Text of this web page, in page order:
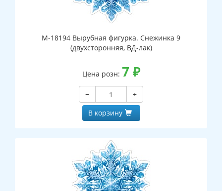
М-18194 Вырубная фигурка. Снежинка 9
(двухсторонняя, ВД-лак)
Цена розн: 7 ₽
−
+
В корзину